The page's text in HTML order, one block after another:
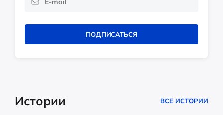
ПОДПИСАТЬСЯ
Истории ВСЕ ИСТОРИИ